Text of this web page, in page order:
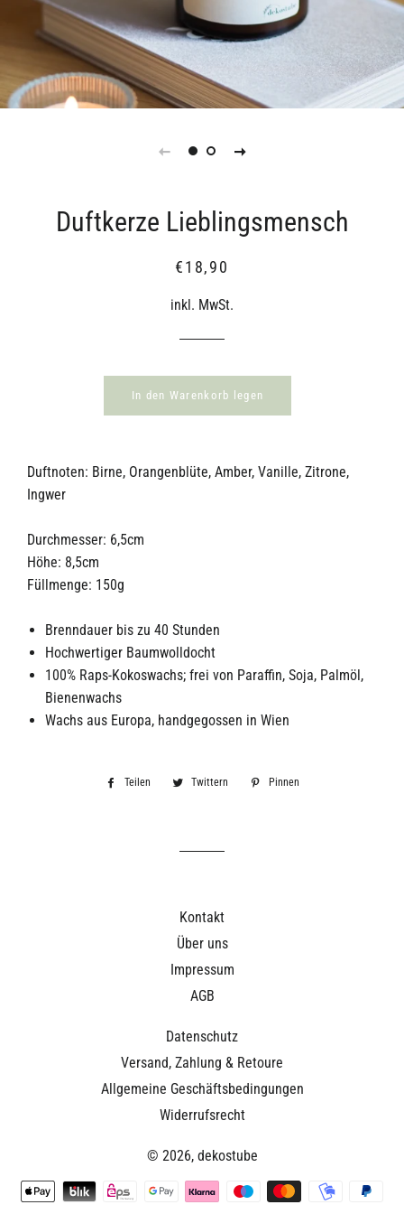
Duftkerze Lieblingsmensch
Normaler
Sonderpreis
€18,90
inkl. MwSt.
In den Warenkorb legen
Duftnoten: Birne, Orangenblüte, Amber, Vanille, Zitrone,
Ingwer
Durchmesser: 6,5cm
Höhe: 8,5cm
Füllmenge: 150g
Brenndauer bis zu 40 Stunden
Hochwertiger Baumwolldocht
100% Raps-Kokoswachs; frei von Paraffin, Soja, Palmöl,
Bienenwachs
Wachs aus Europa, handgegossen in Wien
Teilen
Auf
Twittern
Auf
Pinnen
Kontakt
Über uns
Impressum
AGB
Datenschutz
Versand, Zahlung & Retoure
Allgemeine Geschäftsbedingungen
Widerrufsrecht
© 2026, dekostube
Zahlungsmethoden